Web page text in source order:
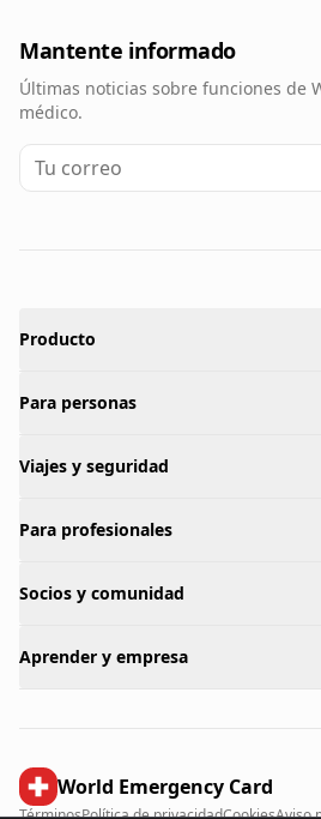
Mantente informado
Últimas noticias sobre funciones de
médico.
Producto
Para personas
Viajes y seguridad
Para profesionales
Socios y comunidad
Aprender y empresa
World Emergency Card
TérminosPolítica de privacidadCookiesAviso